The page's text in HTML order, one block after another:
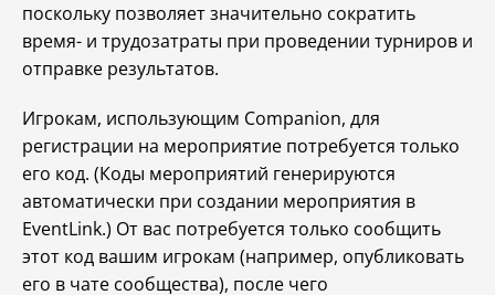
поскольку позволяет значительно сократить
время- и трудозатраты при проведении турниров и
отправке результатов.
Игрокам, использующим Companion, для
регистрации на мероприятие потребуется только
его код. (Коды мероприятий генерируются
автоматически при создании мероприятия в
EventLink.) От вас потребуется только сообщить
этот код вашим игрокам (например, опубликовать
его в чате сообщества), после чего